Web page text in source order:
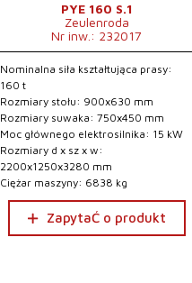
PYE 160 S.1
Zeulenroda
Nr inw.: 232017
Nominalna siła kształtująca prasy:
160 t
Rozmiary stołu: 900x630 mm
Rozmiary suwaka: 750x450 mm
Moc głównego elektrosilnika: 15 kW
Rozmiary d x sz x w:
2200x1250x3280 mm
Ciężar maszyny: 6838 kg
ZapytaĆ o produkt